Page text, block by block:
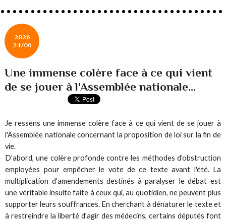
2026
24/06
Une immense colère face à ce qui vient
de se jouer à l'Assemblée nationale...
Je ressens une immense colère face à ce qui vient de se jouer à
l'Assemblée nationale concernant la proposition de loi sur la fin de
vie.
D’abord, une colère profonde contre les méthodes d’obstruction
employées pour empêcher le vote de ce texte avant l'été. La
multiplication d'amendements destinés à paralyser le débat est
une véritable insulte faite à ceux qui, au quotidien, ne peuvent plus
supporter leurs souffrances. En cherchant à dénaturer le texte et
à restreindre la liberté d'agir des médecins, certains députés font